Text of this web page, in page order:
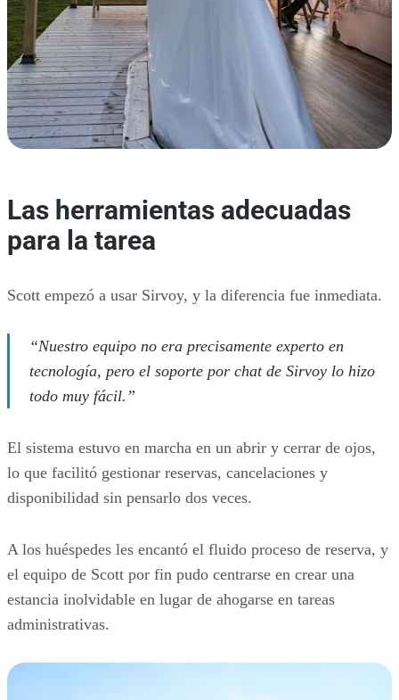
Las herramientas adecuadas
para la tarea
Scott empezó a usar Sirvoy, y la diferencia fue inmediata.
“Nuestro equipo no era precisamente experto en
tecnología, pero el soporte por chat de Sirvoy lo hizo
todo muy fácil.”
El sistema estuvo en marcha en un abrir y cerrar de ojos,
lo que facilitó gestionar reservas, cancelaciones y
disponibilidad sin pensarlo dos veces.
A los huéspedes les encantó el fluido proceso de reserva, y
el equipo de Scott por fin pudo centrarse en crear una
estancia inolvidable en lugar de ahogarse en tareas
administrativas.